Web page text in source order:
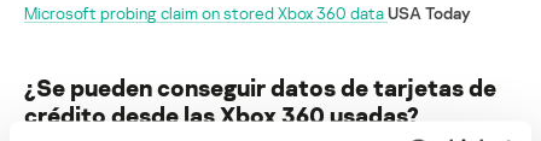
Microsoft probing claim on stored Xbox 360 dataUSA Today
¿Se pueden conseguir datos de tarjetas de
crédito desde las Xbox 360 usadas?